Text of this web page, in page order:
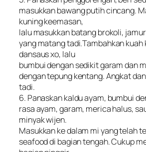
masukkan bawang putih cincang.
kuning keemasan,
lalu masukkan batang brokoli,
yang matang tadi.Tambahkan kuah
dansaus xo, lalu
bumbui dengan sedikit garam dan
dengan tepung kentang. Angkat
tadi.
6. Panaskan kaldu ayam, bumbui
rasa ayam, garam, merica halus,
minyak wijen.
Masukkan ke dalam mi yang telah
seafood di bagian tengah. Cukup